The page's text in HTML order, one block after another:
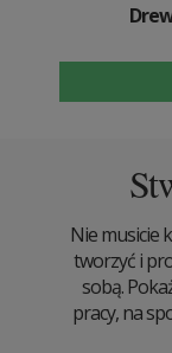
Nie musicie
tworzyć i
sobą.
pracy, na